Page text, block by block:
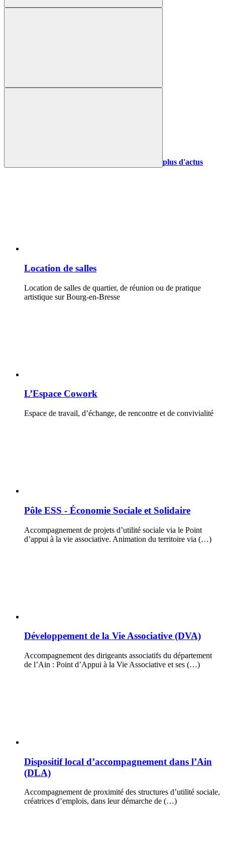
plus d'actus
Location de salles
Location de salles de quartier, de réunion ou de pratique
artistique sur Bourg-en-Bresse
L’Espace Cowork
Espace de travail, d’échange, de rencontre et de convivialité
Pôle ESS - Économie Sociale et Solidaire
Accompagnement de projets d’utilité sociale via le Point
d’appui à la vie associative. Animation du territoire via (…)
Développement de la Vie Associative (DVA)
Accompagnement des dirigeants associatifs du département
de l’Ain : Point d’Appui à la Vie Associative et ses (…)
Dispositif local d’accompagnement dans l’Ain
(DLA)
Accompagnement de proximité des structures d’utilité sociale,
créatrices d’emplois, dans leur démarche de (…)